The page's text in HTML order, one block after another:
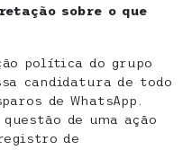
sobre o que
política do grupo
candidatura de todo
de WhatsApp.
de uma ação
de